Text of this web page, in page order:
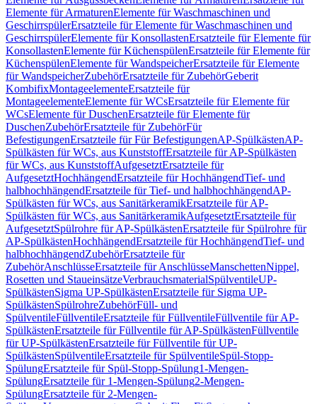
Elemente für ArmaturenElemente für Waschmaschinen und
GeschirrspülerErsatzteile für Elemente für Waschmaschinen und
GeschirrspülerElemente für KonsollastenErsatzteile für Elemente für
KonsollastenElemente für KüchenspülenErsatzteile für Elemente für
KüchenspülenElemente für WandspeicherErsatzteile für Elemente
für WandspeicherZubehörErsatzteile für ZubehörGeberit
KombifixMontageelementeErsatzteile für
MontageelementeElemente für WCsErsatzteile für Elemente für
WCsElemente für DuschenErsatzteile für Elemente für
DuschenZubehörErsatzteile für ZubehörFür
BefestigungenErsatzteile für Für BefestigungenAP-SpülkästenAP-
Spülkästen für WCs, aus KunststoffErsatzteile für AP-Spülkästen
für WCs, aus KunststoffAufgesetztErsatzteile für
AufgesetztHochhängendErsatzteile für HochhängendTief- und
halbhochhängendErsatzteile für Tief- und halbhochhängendAP-
Spülkästen für WCs, aus SanitärkeramikErsatzteile für AP-
Spülkästen für WCs, aus SanitärkeramikAufgesetztErsatzteile für
AufgesetztSpülrohre für AP-SpülkästenErsatzteile für Spülrohre für
AP-SpülkästenHochhängendErsatzteile für HochhängendTief- und
halbhochhängendZubehörErsatzteile für
ZubehörAnschlüsseErsatzteile für AnschlüsseManschettenNippel,
Rosetten und StaueinsätzeVerbrauchsmaterialSpülventileUP-
SpülkästenSigma UP-SpülkästenErsatzteile für Sigma UP-
SpülkästenSpülrohreZubehörFüll- und
SpülventileFüllventileErsatzteile für FüllventileFüllventile für AP-
SpülkästenErsatzteile für Füllventile für AP-SpülkästenFüllventile
für UP-SpülkästenErsatzteile für Füllventile für UP-
SpülkästenSpülventileErsatzteile für SpülventileSpül-Stopp-
SpülungErsatzteile für Spül-Stopp-Spülung1-Mengen-
SpülungErsatzteile für 1-Mengen-Spülung2-Mengen-
SpülungErsatzteile für 2-Mengen-